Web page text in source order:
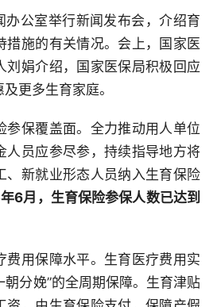
公室举行新闻发布会，介绍育
措施的有关情况。会上，国家医
刘娟介绍，国家医保局积极回应
更多生育家庭。
参保覆盖面。全力推动用人单位
人员应参尽参，持续指导地方将
、新就业形态人员纳入生育保险
6月，生育保险参保人数已达到
费用保障水平。生育医疗费用实
朝分娩”的全周期保障。生育津贴